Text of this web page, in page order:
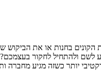
בחנות או את הביקוש
לשם ולהתחיל לחקור
יותר כשזה מגיע מחברה